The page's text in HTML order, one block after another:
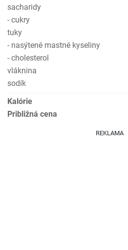
sacharidy
- cukry
tuky
- nasýtené mastné kyseliny
- cholesterol
vláknina
sodík
Kalórie
Približná cena
REKLAMA